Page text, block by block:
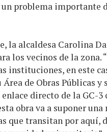
un problema importante
la alcaldesa Carolina
los vecinos de la
instituciones, en este
Área de Obras Públicas
enlace directo de la GC-
obra va a suponer
que transitan por aquí,